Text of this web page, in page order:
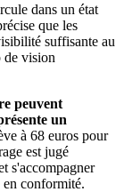
dans un état
que les
suffisante au
de vision
peuvent
un
à 68 euros pour
est jugé
s'accompagner
conformité.